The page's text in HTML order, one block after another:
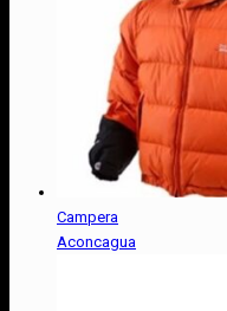
Campera
Aconcagua